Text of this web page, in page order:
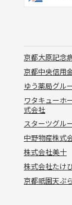
京都大原記念
京都中央信用
ゆう薬局グル
ワタキューホ
式会社
スターツグル
中野物産株式
株式会社美十
株式会社たけ
京都祇園天ぷ